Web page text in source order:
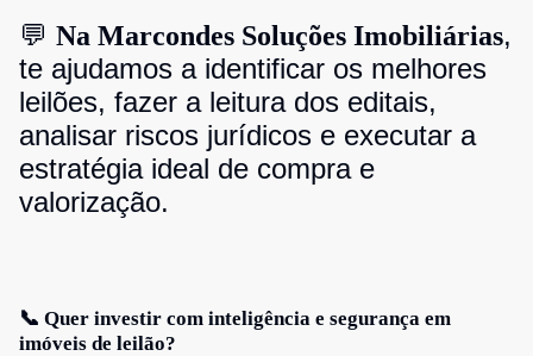
💬 Na Marcondes Soluções Imobiliárias,
te ajudamos a identificar os melhores
leilões, fazer a leitura dos editais,
analisar riscos jurídicos e executar a
estratégia ideal de compra e
valorização.
📞 Quer investir com inteligência e segurança em
imóveis de leilão?